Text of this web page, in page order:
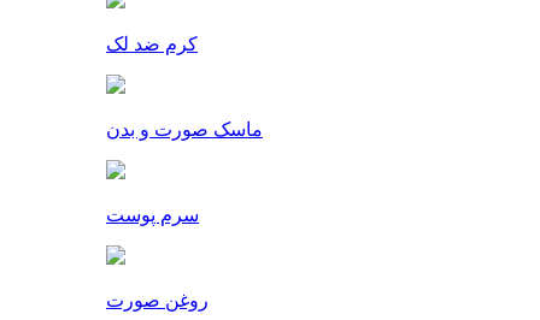
کرم ضد لک
ماسک صورت و بدن
سرم پوست
روغن صورت